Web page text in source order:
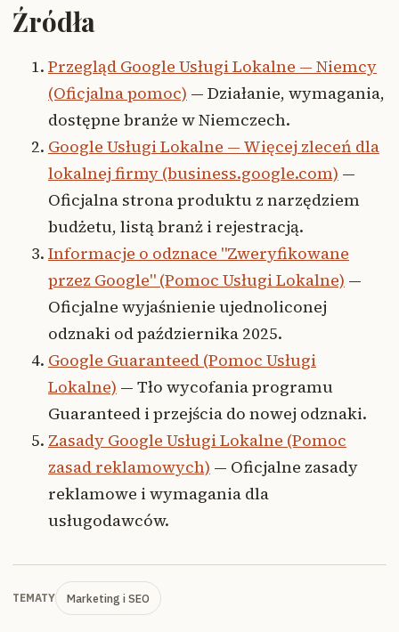
Źródła
Przegląd Google Usługi Lokalne — Niemcy
(Oficjalna pomoc) — Działanie, wymagania,
dostępne branże w Niemczech.
Google Usługi Lokalne — Więcej zleceń dla
lokalnej firmy (business.google.com) —
Oficjalna strona produktu z narzędziem
budżetu, listą branż i rejestracją.
Informacje o odznace "Zweryfikowane
przez Google" (Pomoc Usługi Lokalne) —
Oficjalne wyjaśnienie ujednoliconej
odznaki od października 2025.
Google Guaranteed (Pomoc Usługi
Lokalne) — Tło wycofania programu
Guaranteed i przejścia do nowej odznaki.
Zasady Google Usługi Lokalne (Pomoc
zasad reklamowych) — Oficjalne zasady
reklamowe i wymagania dla
usługodawców.
TEMATY Marketing i SEO